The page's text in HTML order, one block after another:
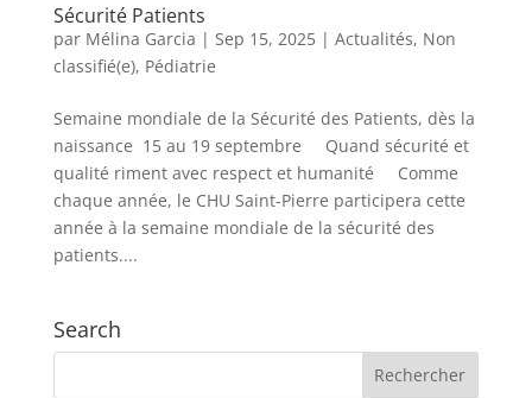
Sécurité Patients
par Mélina Garcia | Sep 15, 2025| Actualités, Non
classifié(e), Pédiatrie
Semaine mondiale de la Sécurité des Patients, dès la
naissance 15 au 19 septembre Quand sécurité et
qualité riment avec respect et humanité Comme
chaque année, le CHU Saint-Pierre participera cette
année à la semaine mondiale de la sécurité des
patients....
Search